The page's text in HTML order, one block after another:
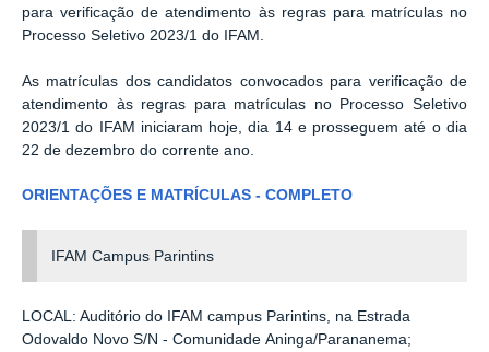
para verificação de atendimento às regras para matrículas no
Processo Seletivo 2023/1 do IFAM.
As matrículas dos candidatos convocados para verificação de
atendimento às regras para matrículas no Processo Seletivo
2023/1 do IFAM iniciaram hoje, dia 14 e prosseguem até o dia
22 de dezembro do corrente ano.
ORIENTAÇÕES E MATRÍCULAS - COMPLETO
IFAM Campus Parintins
LOCAL: Auditório do IFAM campus Parintins, na Estrada
Odovaldo Novo S/N - Comunidade Aninga/Parananema;